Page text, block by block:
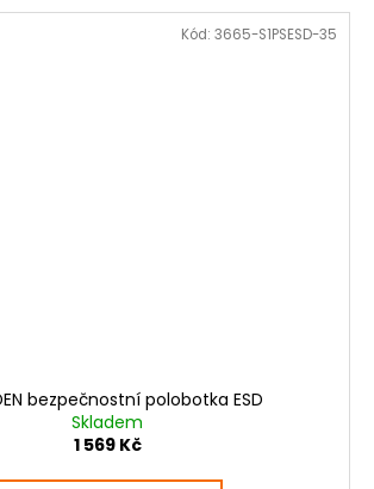
bezpečnostní polobotka ESD
Skladem
1 569 Kč
Kód: 3665-S1PSESD-35